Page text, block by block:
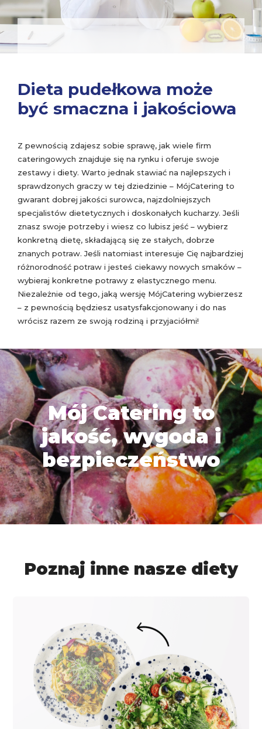
Dieta pudełkowa może
być smaczna i jakościowa
Z pewnością zdajesz sobie sprawę, jak wiele firm
cateringowych znajduje się na rynku i oferuje swoje
zestawy i diety. Warto jednak stawiać na najlepszych i
sprawdzonych graczy w tej dziedzinie – MójCatering to
gwarant dobrej jakości surowca, najzdolniejszych
specjalistów dietetycznych i doskonałych kucharzy. Jeśli
znasz swoje potrzeby i wiesz co lubisz jeść – wybierz
konkretną dietę, składającą się ze stałych, dobrze
znanych potraw. Jeśli natomiast interesuje Cię najbardziej
różnorodność potraw i jesteś ciekawy nowych smaków –
wybieraj konkretne potrawy z elastycznego menu.
Niezależnie od tego, jaką wersję MójCatering wybierzesz
– z pewnością będziesz usatysfakcjonowany i do nas
wrócisz razem ze swoją rodziną i przyjaciółmi!
Mój Catering to
jakość, wygoda i
bezpieczeństwo
Poznaj inne nasze diety